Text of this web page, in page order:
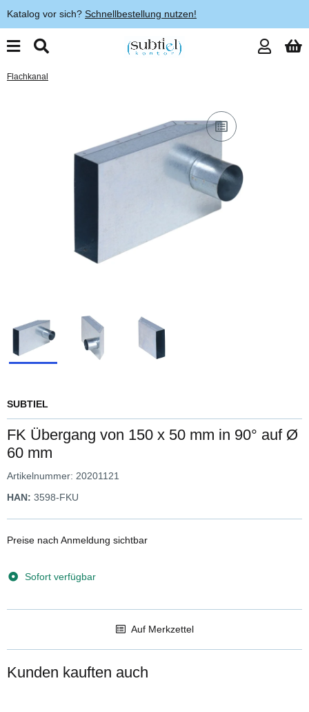
Katalog vor sich? Schnellbestellung nutzen!
Flachkanal
SUBTIEL
FK Übergang von 150 x 50 mm in 90° auf Ø
60 mm
Artikelnummer: 20201121
HAN: 3598-FKU
Preise nach Anmeldung sichtbar
Sofort verfügbar
Auf Merkzettel
Kunden kauften auch